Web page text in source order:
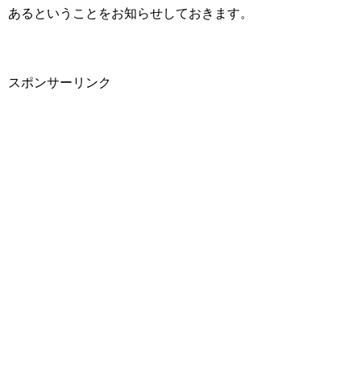
あるということをお知らせしておきます。
スポンサーリンク